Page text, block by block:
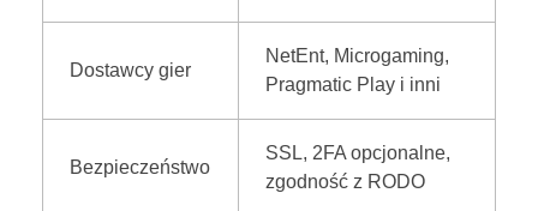
Dostawcy gier
NetEnt, Microgaming,
Pragmatic Play i inni
Bezpieczeństwo
SSL, 2FA opcjonalne,
zgodność z RODO